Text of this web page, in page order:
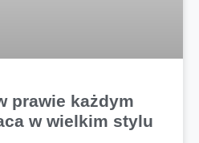
prawie każdym
w wielkim stylu